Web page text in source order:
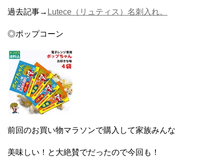
過去記事→ Lutece（リュティス）名刺入れ。
◎ポップコーン
前回のお買い物マラソンで購入して家族みんな
美味しい！と大絶賛でだったので今回も！